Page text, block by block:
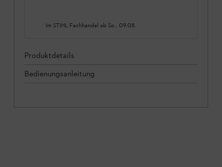
Im STIHL Fachhandel ab So., 09.08.
Produktdetails
Bedienungsanleitung